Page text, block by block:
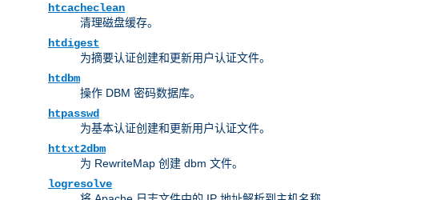
htcacheclean
清理磁盘缓存。
htdigest
为摘要认证创建和更新用户认证文件。
htdbm
操作 DBM 密码数据库。
htpasswd
为基本认证创建和更新用户认证文件。
httxt2dbm
为 RewriteMap 创建 dbm 文件。
logresolve